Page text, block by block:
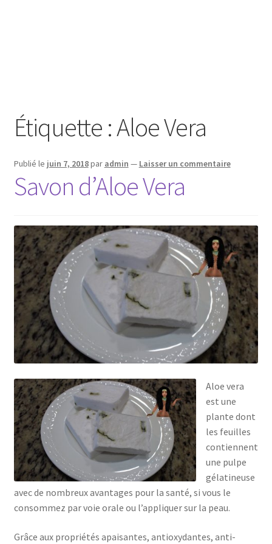
Étiquette :Aloe Vera
Publié le juin 7, 2018par admin — Laisser un commentaire
Savon d’Aloe Vera
Aloe vera
est une
plante dont
les feuilles
contiennent
une pulpe
gélatineuse
avec de nombreux avantages pour la santé, si vous le
consommez par voie orale ou l’appliquer sur la peau.
Grâce aux propriétés apaisantes, antioxydantes, anti-